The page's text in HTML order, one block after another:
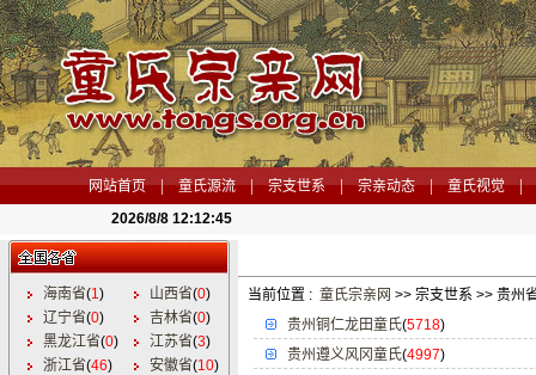
网站首页 | 童氏源流 | 宗支世系 | 宗亲动态 | 童氏视觉 |
2026/8/8 12:12:46
海南省(1) 山西省(0)
辽宁省(0) 吉林省(0)
黑龙江省(0) 江苏省(3)
浙江省(46) 安徽省(10)
当前位置 : 童氏宗亲网 >> 宗支世系 >> 贵州
贵州铜仁龙田童氏(5718)
贵州遵义风冈童氏(4997)